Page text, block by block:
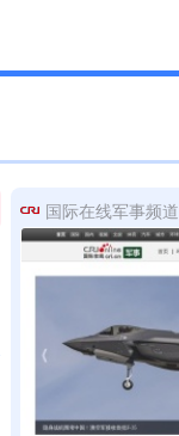
国际在线军事频道